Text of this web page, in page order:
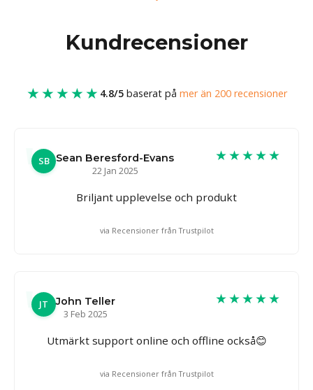
Kundrecensioner
★★★★★ 4.8/5baserat på mer än 200 recensioner
SB Sean Beresford-Evans
22 Jan 2025
★★★★★
Briljant upplevelse och produkt
via Recensioner från Trustpilot
JT
John Teller
3 Feb 2025
★★★★★
Utmärkt support online och offline också😊
via Recensioner från Trustpilot